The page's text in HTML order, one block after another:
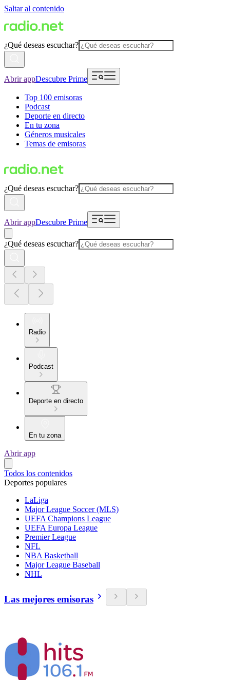
Saltar al contenido
¿Qué deseas escuchar?
Abrir appDescubre Prime
Top 100 emisoras
Podcast
Deporte en directo
En tu zona
Géneros musicales
Temas de emisoras
¿Qué deseas escuchar?
Abrir appDescubre Prime
¿Qué deseas escuchar?
Radio
Podcast
Deporte en directo
En tu zona
Abrir app
Todos los contenidos
Deportes populares
LaLiga
Major League Soccer (MLS)
UEFA Champions League
UEFA Europa League
Premier League
NFL
NBA Basketball
Major League Baseball
NHL
Las mejores emisoras